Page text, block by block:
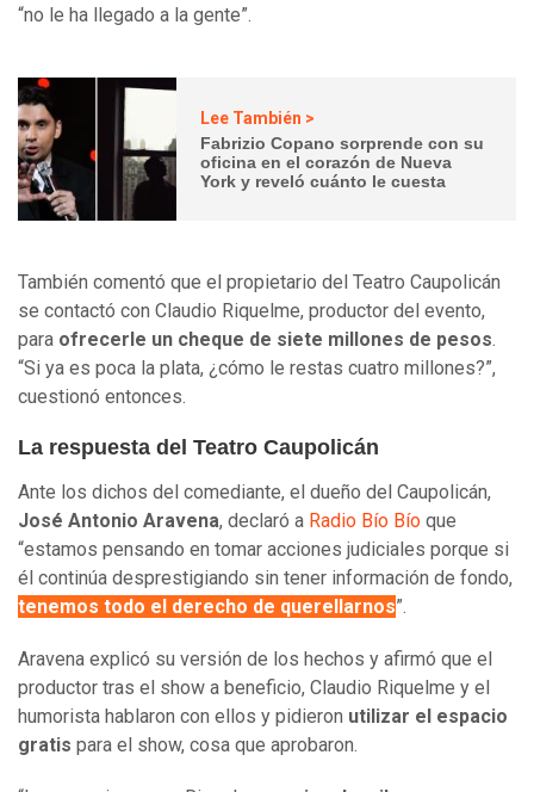
“no le ha llegado a la gente”.
Lee También >
Fabrizio Copano sorprende con su
oficina en el corazón de Nueva
York y reveló cuánto le cuesta
También comentó que el propietario del Teatro Caupolicán
se contactó con Claudio Riquelme, productor del evento,
para ofrecerle un cheque de siete millones de pesos.
“Si ya es poca la plata, ¿cómo le restas cuatro millones?”,
cuestionó entonces.
La respuesta del Teatro Caupolicán
Ante los dichos del comediante, el dueño del Caupolicán,
José Antonio Aravena, declaró a Radio Bío Bío que
“estamos pensando en tomar acciones judiciales porque si
él continúa desprestigiando sin tener información de fondo,
tenemos todo el derecho de querellarnos”.
Aravena explicó su versión de los hechos y afirmó que el
productor tras el show a beneficio, Claudio Riquelme y el
humorista hablaron con ellos y pidieron utilizar el espacio
gratis para el show, cosa que aprobaron.